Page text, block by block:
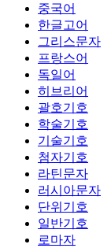
중국어
한글고어
그리스문자
프랑스어
독일어
히브리어
괄호기호
학술기호
기술기호
첨자기호
라틴문자
러시아문자
단위기호
일반기호
로마자